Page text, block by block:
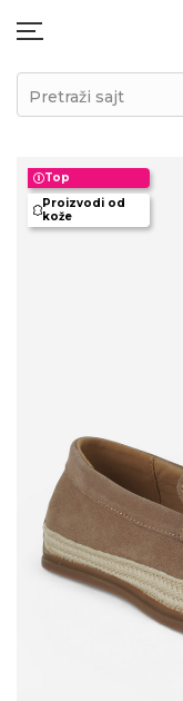
Pretraži sajt
Top
Proizvodi od
kože